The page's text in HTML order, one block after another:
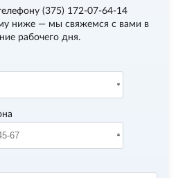
(375) 172-07-64-14
ниже — мы свяжемся с вами в
рабочего дня.